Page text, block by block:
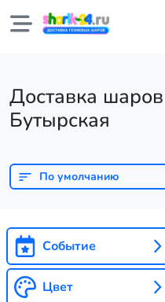
Доставка
Бутырская
По умолчанию
Событие
Цвет